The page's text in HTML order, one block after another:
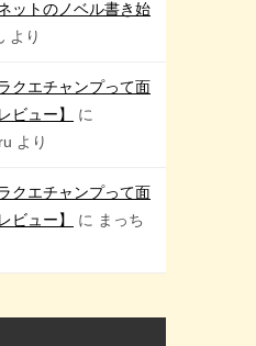
ットのノベル書き始
より
クエチャンプって面
ビュー】
に
より
クエチャンプって面
ビュー】
に まっち